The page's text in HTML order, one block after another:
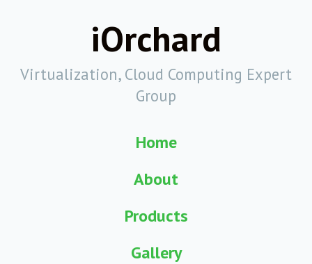
iOrchard
Virtualization, Cloud Computing Expert
Group
Home
About
Products
Gallery